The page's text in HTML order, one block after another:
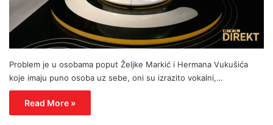
Problem je u osobama poput Željke Markić i Hermana Vukušića
koje imaju puno osoba uz sebe, oni su izrazito vokalni,…
Read More »